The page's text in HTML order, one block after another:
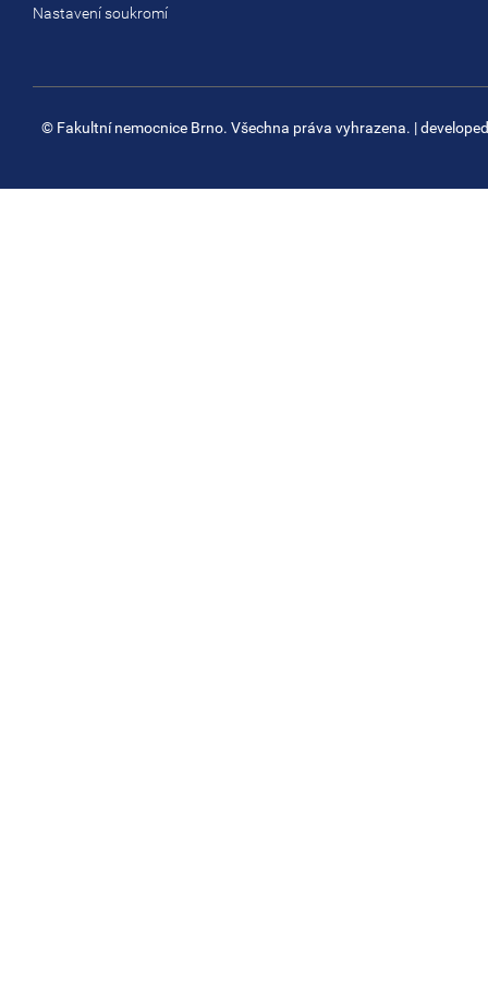
Nastavení soukromí
© Fakultní nemocnice Brno. Všechna práva vyhrazena. |